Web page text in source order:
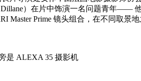
Dillane）在片中饰演一名问题青年——
Prime 镜头组合，在不同取景
是 ALEXA 35 摄影机